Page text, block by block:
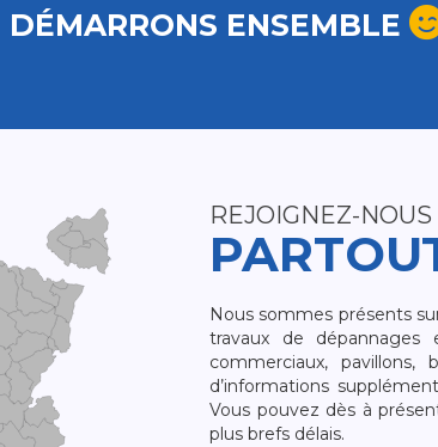
DÉMARRONS ENSEMBLE
REJOIGNEZ-NOUS
Nous sommes présents
travaux de
commerciaux,
d’informations
Vous pouvez dès à
plus brefs délais.